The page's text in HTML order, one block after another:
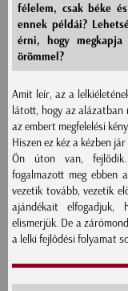
félelem, csak béke
ennek példái?
érni, hogy
örömmel?
Amit leír, az a
látott, hogy az alázatban
az embert megfelelési
Hiszen ez kéz a kézben
Ön úton van, fejlődik.
fogalmazott meg ebben
vezetik tovább, vezetik
ajándékait
elismerjük. De a
a lelki fejlődési folyamat